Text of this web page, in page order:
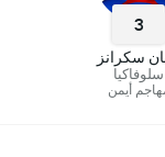
3
سكرانز
سلوفاكيا
أيمن